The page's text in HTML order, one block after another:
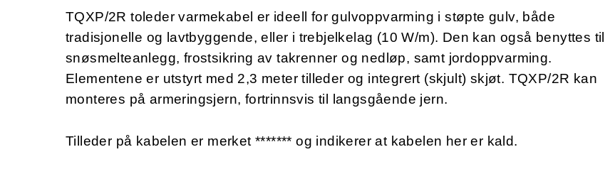
TQXP/2R toleder varmekabel er ideell for gulvoppvarming i støpte gulv, både
tradisjonelle og lavtbyggende, eller i trebjelkelag (10 W/m). Den kan også benyttes til
snøsmelteanlegg, frostsikring av takrenner og nedløp, samt jordoppvarming.
Elementene er utstyrt med 2,3 meter tilleder og integrert (skjult) skjøt. TQXP/2R kan
monteres på armeringsjern, fortrinnsvis til langsgående jern.
Tilleder på kabelen er merket ******* og indikerer at kabelen her er kald.